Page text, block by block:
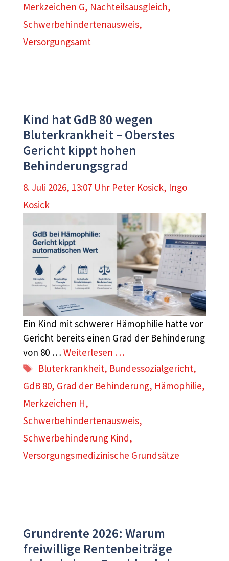
Merkzeichen G, Nachteilsausgleich,
Schwerbehindertenausweis,
Versorgungsamt
Kind hat GdB 80 wegen
Bluterkrankheit – Oberstes
Gericht kippt hohen
Behinderungsgrad
8. Juli 2026, 13:07 Uhr Peter Kosick, Ingo
Kosick
Ein Kind mit schwerer Hämophilie hatte vor
Gericht bereits einen Grad der Behinderung
von 80 … Weiterlesen …
Schlagwörter
Bluterkrankheit, Bundessozialgericht,
GdB 80, Grad der Behinderung, Hämophilie,
Merkzeichen H,
Schwerbehindertenausweis,
Schwerbehinderung Kind,
Versorgungsmedizinische Grundsätze
Grundrente 2026: Warum
freiwillige Rentenbeiträge